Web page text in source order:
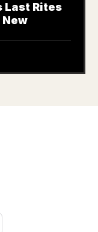
Last Rites
New